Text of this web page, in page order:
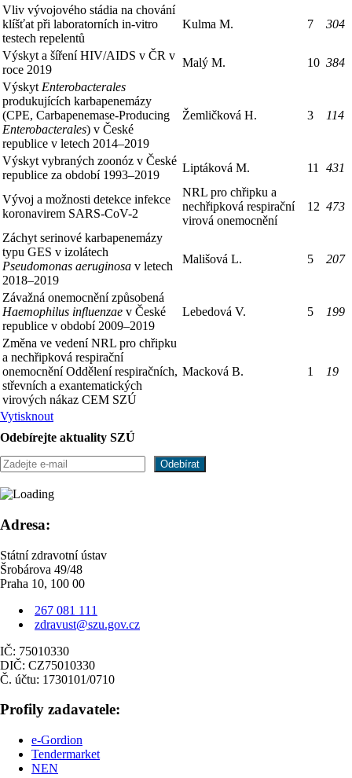
Vliv vývojového stádia na chování
klíšťat při laboratorních in-vitro
testech repelentů
Kulma M. 7 304
Výskyt a šíření HIV/AIDS v ČR v
roce 2019
Malý M. 10 384
Výskyt Enterobacterales
produkujících karbapenemázy
(CPE, Carbapenemase-Producing
Enterobacterales) v České
republice v letech 2014–2019
Žemličková H. 3 114
Výskyt vybraných zoonóz v České
republice za období 1993–2019
Liptáková M. 11 431
Vývoj a možnosti detekce infekce
koronavirem SARS-CoV-2
NRL pro chřipku a
nechřipková respirační
virová onemocnění
12 473
Záchyt serinové karbapenemázy
typu GES v izolátech
Pseudomonas aeruginosa v letech
2018–2019
Mališová L. 5 207
Závažná onemocnění způsobená
Haemophilus influenzae v České
republice v období 2009–2019
Lebedová V. 5 199
Změna ve vedení NRL pro chřipku
a nechřipková respirační
onemocnění Oddělení respiračních,
střevních a exantematických
virových nákaz CEM SZÚ
Macková B. 1 19
Vytisknout
Odebírejte aktuality SZÚ
Adresa:
Státní zdravotní ústav
Šrobárova 49/48
Praha 10, 100 00
267 081 111
zdravust@szu.gov.cz
IČ: 75010330
DIČ: CZ75010330
Č. účtu: 1730101/0710
Profily zadavatele:
e-Gordion
Tendermarket
NEN